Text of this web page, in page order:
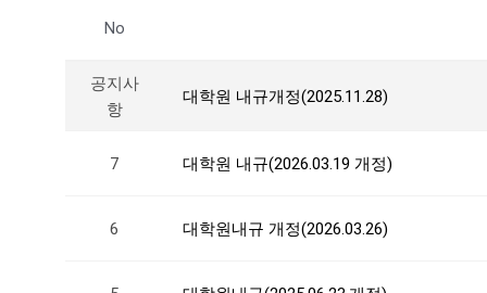
No
공지사
항
대학원 내규개정(2025.11.28)
7 대학원 내규(2026.03.19 개정)
6 대학원내규 개정(2026.03.26)